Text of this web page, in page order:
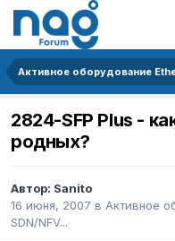
2824-SFP Plus -
родных?
Автор: Sanito
16 июня, 2007 в Активное
SDN/NFV...